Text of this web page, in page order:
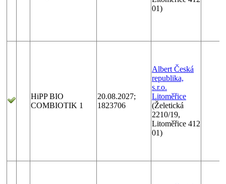
01)
HiPP BIO
COMBIOTIK 1
20.08.2027;
1823706
Albert Česká
republika,
s.r.o.
Litoměřice
(Želetická
2210/19,
Litoměřice 412
01)